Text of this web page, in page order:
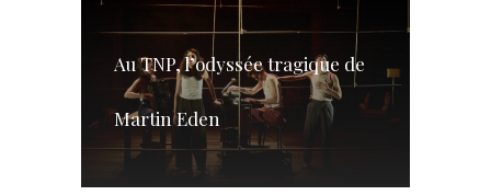
Au TNP, l’odyssée tragique de
Martin Eden